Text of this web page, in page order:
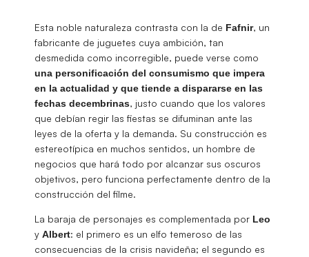
Esta noble naturaleza contrasta con la de Fafnir, un
fabricante de juguetes cuya ambición, tan
desmedida como incorregible, puede verse como
una personificación del consumismo que impera
en la actualidad y que tiende a dispararse en las
fechas decembrinas, justo cuando que los valores
que debían regir las fiestas se difuminan ante las
leyes de la oferta y la demanda. Su construcción es
estereotípica en muchos sentidos, un hombre de
negocios que hará todo por alcanzar sus oscuros
objetivos, pero funciona perfectamente dentro de la
construcción del filme.
La baraja de personajes es complementada por Leo
y Albert: el primero es un elfo temeroso de las
consecuencias de la crisis navideña; el segundo es